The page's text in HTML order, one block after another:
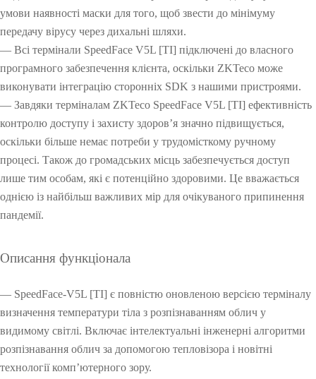
умови наявності маски для того, щоб звести до мінімуму
передачу вірусу через дихальні шляхи.
— Всі термінали SpeedFace V5L [TI] підключені до власного
програмного забезпечення клієнта, оскільки ZKTeco може
виконувати інтеграцію сторонніх SDK з нашими пристроями.
— Завдяки терміналам ZKTeco SpeedFace V5L [TI] ефективність
контролю доступу і захисту здоров’я значно підвищується,
оскільки більше немає потреби у трудомісткому ручному
процесі. Також до громадських місць забезпечується доступ
лише тим особам, які є потенційно здоровими. Це вважається
однією із найбільш важливих мір для очікуваного припинення
пандемії.
Описання функціонала
— SpeedFace-V5L [TI] є повністю оновленою версією терміналу
визначення температури тіла з розпізнаванням облич у
видимому світлі. Включає інтелектуальні інженерні алгоритми
розпізнавання облич за допомогою тепловізора і новітні
технології комп’ютерного зору.